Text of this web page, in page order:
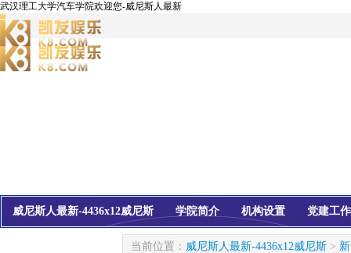
武汉理工大学汽车学院欢迎您-威尼斯人最新
威尼斯人最新-4436x12威尼斯 学院简介 机构设置 党建工作
当前位置： 威尼斯人最新-4436x12威尼斯 >